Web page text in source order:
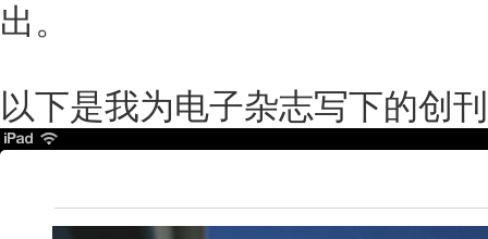
出。
以下是我为电子杂志写下的创